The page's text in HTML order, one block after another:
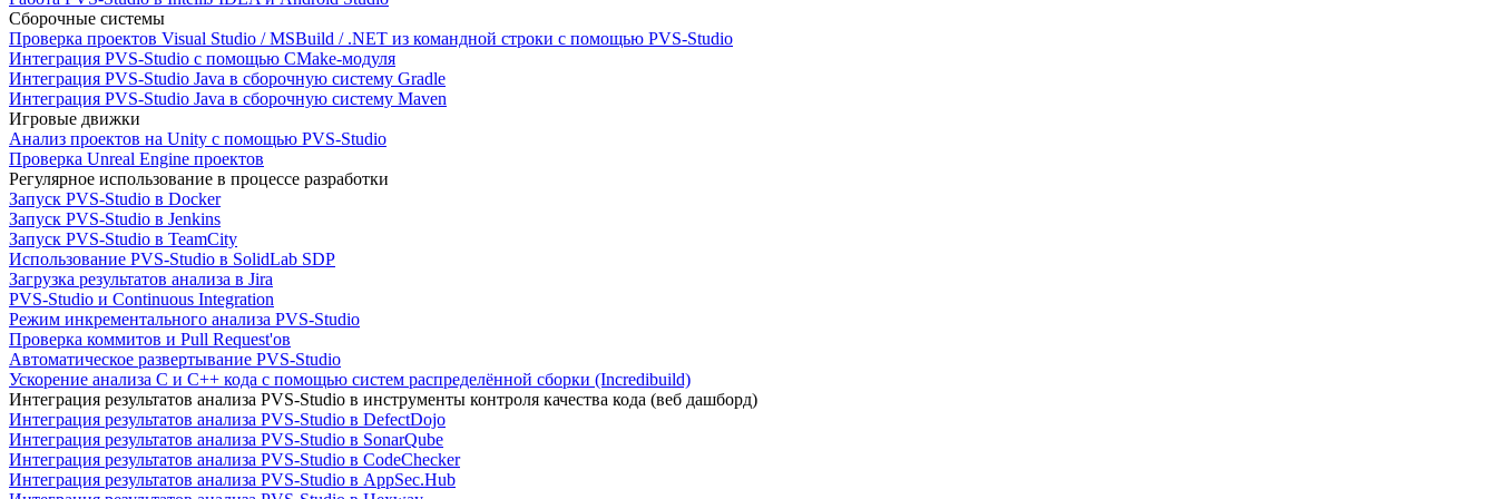
Сборочные системы
Проверка проектов Visual Studio / MSBuild / .NET из командной строки с помощью PVS-Studio
Интеграция PVS-Studio с помощью CMake-модуля
Интеграция PVS-Studio Java в сборочную систему Gradle
Интеграция PVS-Studio Java в сборочную систему Maven
Игровые движки
Анализ проектов на Unity с помощью PVS-Studio
Проверка Unreal Engine проектов
Регулярное использование в процессе разработки
Запуск PVS-Studio в Docker
Запуск PVS-Studio в Jenkins
Запуск PVS-Studio в TeamCity
Использование PVS-Studio в SolidLab SDP
Загрузка результатов анализа в Jira
PVS-Studio и Continuous Integration
Режим инкрементального анализа PVS-Studio
Проверка коммитов и Pull Request'ов
Автоматическое развертывание PVS-Studio
Ускорение анализа C и C++ кода с помощью систем распределённой сборки (Incredibuild)
Интеграция результатов анализа PVS-Studio в инструменты контроля качества кода (веб дашборд)
Интеграция результатов анализа PVS-Studio в DefectDojo
Интеграция результатов анализа PVS-Studio в SonarQube
Интеграция результатов анализа PVS-Studio в CodeChecker
Интеграция результатов анализа PVS-Studio в AppSec.Hub